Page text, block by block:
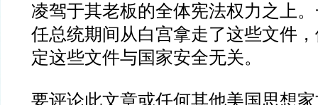
凌驾于其老板的全体宪法权力之上
任总统期间从白宫拿走了这些文件
定这些文件与国家安全无关。
要评论此文章或任何其他美国思想